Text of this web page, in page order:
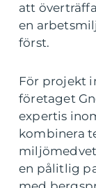
att
en
först.
För projekt
företaget
expertis
kombinera
en pålitlig